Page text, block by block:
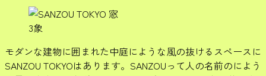
3象
モダンな建物に囲まれた中庭にような風の抜けるスペースに
SANZOU TOKYOはあります。SANZOUって人の名前のによう